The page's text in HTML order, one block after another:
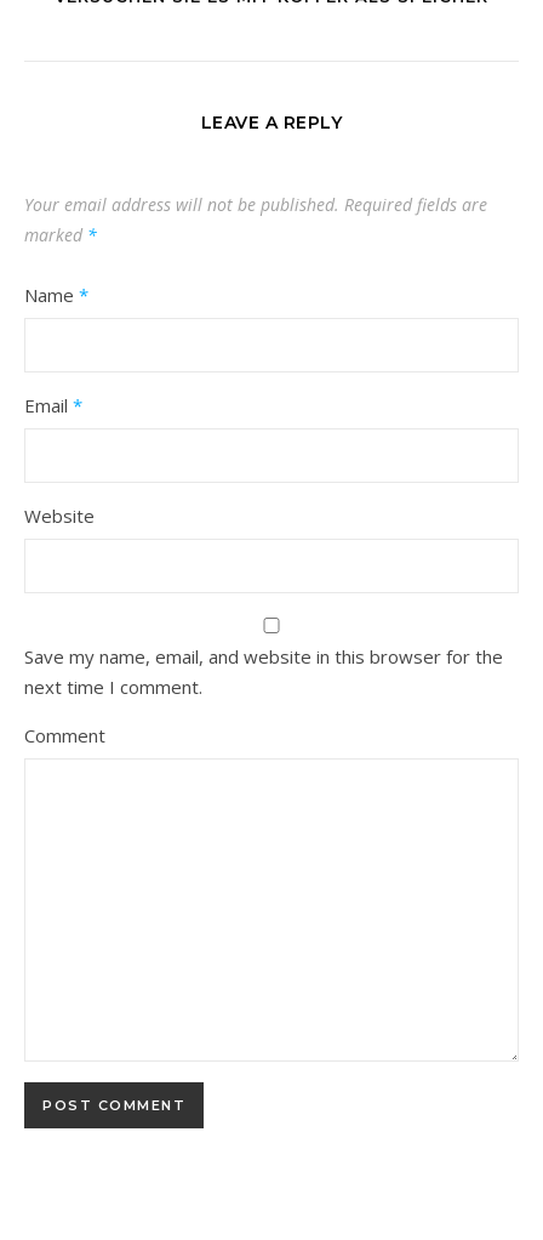
LEAVE A REPLY
Your email address will not be published. Required fields are
marked *
Name *
Email *
Website
Save my name, email, and website in this browser for the
next time I comment.
Comment